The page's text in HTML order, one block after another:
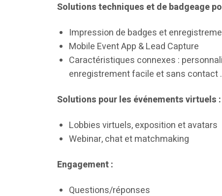
Solutions techniques et de badgeage
Impression de badges et
Mobile Event App & Lead Capture
Caractéristiques connexes :
enregistrement facile et sans contact
Solutions pour les événements virtuels :
Lobbies virtuels, exposition et avatars
Webinar, chat et matchmaking
Engagement :
Questions/réponses